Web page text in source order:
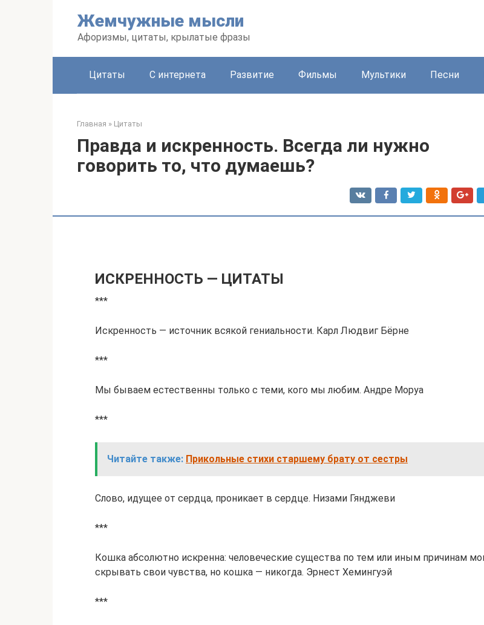
Жемчужные мысли
Афоризмы, цитаты, крылатые фразы
Цитаты С интернета Развитие Фильмы Мультики Песни
Главная » Цитаты
Правда и искренность. Всегда ли нужно
говорить то, что думаешь?
ИСКРЕННОСТЬ — ЦИТАТЫ
***
Искренность — источник всякой гениальности. Карл Людвиг Бёрне
***
Мы бываем естественны только с теми, кого мы любим. Андре Моруа
***
Читайте также: Прикольные стихи старшему брату от сестры
Слово, идущее от сердца, проникает в сердце. Низами Гянджеви
***
Кошка абсолютно искренна: человеческие существа по тем или иным причинам
скрывать свои чувства, но кошка — никогда. Эрнест Хемингуэй
***